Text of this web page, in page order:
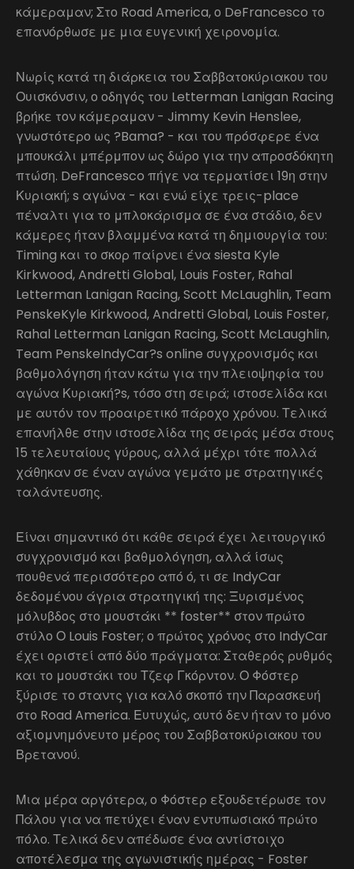
κάμεραμαν; Στο Road America, ο DeFrancesco το
επανόρθωσε με μια ευγενική χειρονομία.
Νωρίς κατά τη διάρκεια του Σαββατοκύριακου του
Ουισκόνσιν, ο οδηγός του Letterman Lanigan Racing
βρήκε τον κάμεραμαν - Jimmy Kevin Henslee,
γνωστότερο ως ?Bama? - και του πρόσφερε ένα
μπουκάλι μπέρμπον ως δώρο για την απροσδόκητη
πτώση. DeFrancesco πήγε να τερματίσει 19η στην
Κυριακή; s αγώνα - και ενώ είχε τρεις-place
πέναλτι για το μπλοκάρισμα σε ένα στάδιο, δεν
κάμερες ήταν βλαμμένα κατά τη δημιουργία του:
Timing και το σκορ παίρνει ένα siesta Kyle
Kirkwood, Andretti Global, Louis Foster, Rahal
Letterman Lanigan Racing, Scott McLaughlin, Team
PenskeKyle Kirkwood, Andretti Global, Louis Foster,
Rahal Letterman Lanigan Racing, Scott McLaughlin,
Team PenskeIndyCar?s online συγχρονισμός και
βαθμολόγηση ήταν κάτω για την πλειοψηφία του
αγώνα Κυριακή?s, τόσο στη σειρά; ιστοσελίδα και
με αυτόν τον προαιρετικό πάροχο χρόνου. Τελικά
επανήλθε στην ιστοσελίδα της σειράς μέσα στους
15 τελευταίους γύρους, αλλά μέχρι τότε πολλά
χάθηκαν σε έναν αγώνα γεμάτο με στρατηγικές
ταλάντευσης.
Είναι σημαντικό ότι κάθε σειρά έχει λειτουργικό
συγχρονισμό και βαθμολόγηση, αλλά ίσως
πουθενά περισσότερο από ό, τι σε IndyCar
δεδομένου άγρια στρατηγική της: Ξυρισμένος
μόλυβδος στο μουστάκι ** foster** στον πρώτο
στύλο Ο Louis Foster; ο πρώτος χρόνος στο IndyCar
έχει οριστεί από δύο πράγματα: Σταθερός ρυθμός
και το μουστάκι του Τζεφ Γκόρντον. Ο Φόστερ
ξύρισε το σταντς για καλό σκοπό την Παρασκευή
στο Road America. Ευτυχώς, αυτό δεν ήταν το μόνο
αξιομνημόνευτο μέρος του Σαββατοκύριακου του
Βρετανού.
Μια μέρα αργότερα, ο Φόστερ εξουδετέρωσε τον
Πάλου για να πετύχει έναν εντυπωσιακό πρώτο
πόλο. Τελικά δεν απέδωσε ένα αντίστοιχο
αποτέλεσμα της αγωνιστικής ημέρας - Foster